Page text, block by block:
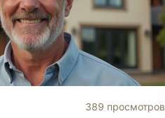
389 просмотров